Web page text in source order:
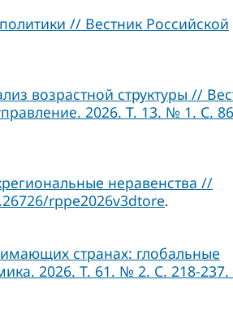
// Вестник Российской
возрастной структуры //
2026. Т. 13. № 1. C.
неравенства //
rppe2026v3dtore.
странах: глобальные
2026. Т. 61. № 2. С. 218-237.